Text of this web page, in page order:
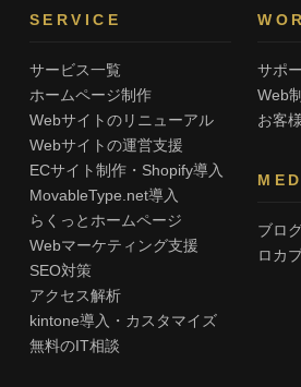
SERVICE
サービス一覧
ホームページ制作
Webサイトのリニューアル
Webサイトの運営支援
ECサイト制作・Shopify導入
MovableType.net導入
らくっとホームページ
Webマーケティング支援
SEO対策
アクセス解析
kintone導入・カスタマイズ
無料のIT相談
サポ
Web
お客
ブロ
ロカ